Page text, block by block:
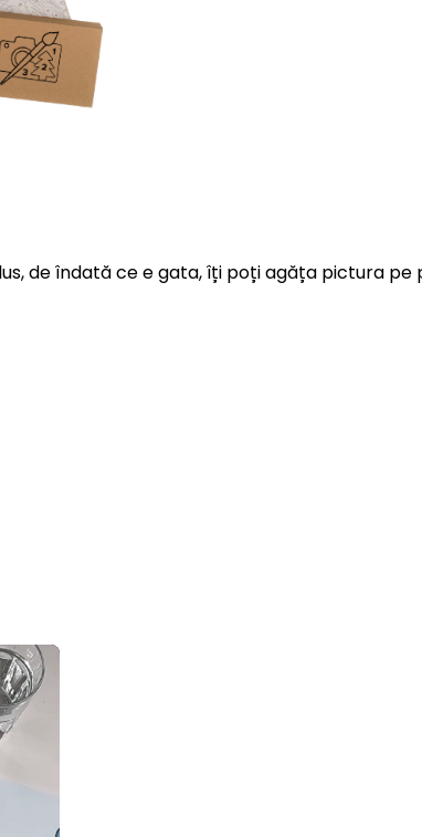
de îndată ce e gata, îți poți agăța pictura pe